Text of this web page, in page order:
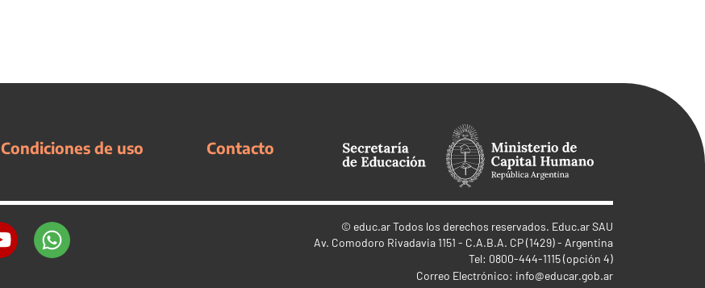
Condiciones de uso Contacto
© educ.arTodos los derechos reservados. Educ.ar SAU
Av. Comodoro Rivadavia 1151 - C.A.B.A. CP (1429) - Argentina
Tel: 0800-444-1115 (opción 4)
Correo Electrónico: info@educar.gob.ar